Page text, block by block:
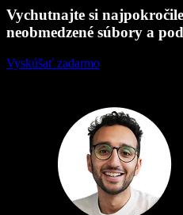
Vychutnajte si
neobmedzené súbory a
Vyskúšať zadarmo